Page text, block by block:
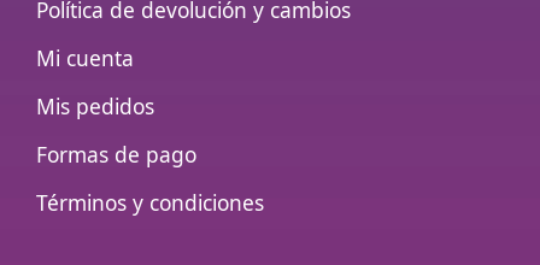
Política de devolución y cambios
Mi cuenta
Mis pedidos
Formas de pago
Términos y condiciones